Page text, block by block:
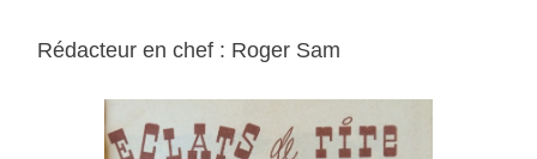
Rédacteur en chef : Roger Sam